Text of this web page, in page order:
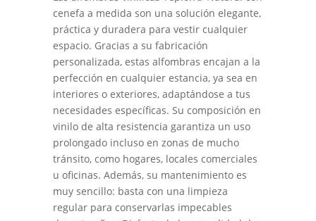
cenefa a medida son una solución elegante,
práctica y duradera para vestir cualquier
espacio. Gracias a su fabricación
personalizada, estas alfombras encajan a la
perfección en cualquier estancia, ya sea en
interiores o exteriores, adaptándose a tus
necesidades específicas. Su composición en
vinilo de alta resistencia garantiza un uso
prolongado incluso en zonas de mucho
tránsito, como hogares, locales comerciales
u oficinas. Además, su mantenimiento es
muy sencillo: basta con una limpieza
regular para conservarlas impecables